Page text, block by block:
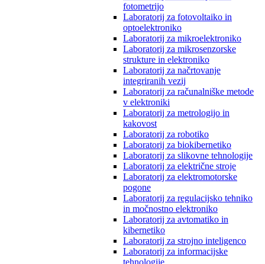
fotometrijo
Laboratorij za fotovoltaiko in
optoelektroniko
Laboratorij za mikroelektroniko
Laboratorij za mikrosenzorske
strukture in elektroniko
Laboratorij za načrtovanje
integriranih vezij
Laboratorij za računalniške metode
v elektroniki
Laboratorij za metrologijo in
kakovost
Laboratorij za robotiko
Laboratorij za biokibernetiko
Laboratorij za slikovne tehnologije
Laboratorij za električne stroje
Laboratorij za elektromotorske
pogone
Laboratorij za regulacijsko tehniko
in močnostno elektroniko
Laboratorij za avtomatiko in
kibernetiko
Laboratorij za strojno inteligenco
Laboratorij za informacijske
tehnologije